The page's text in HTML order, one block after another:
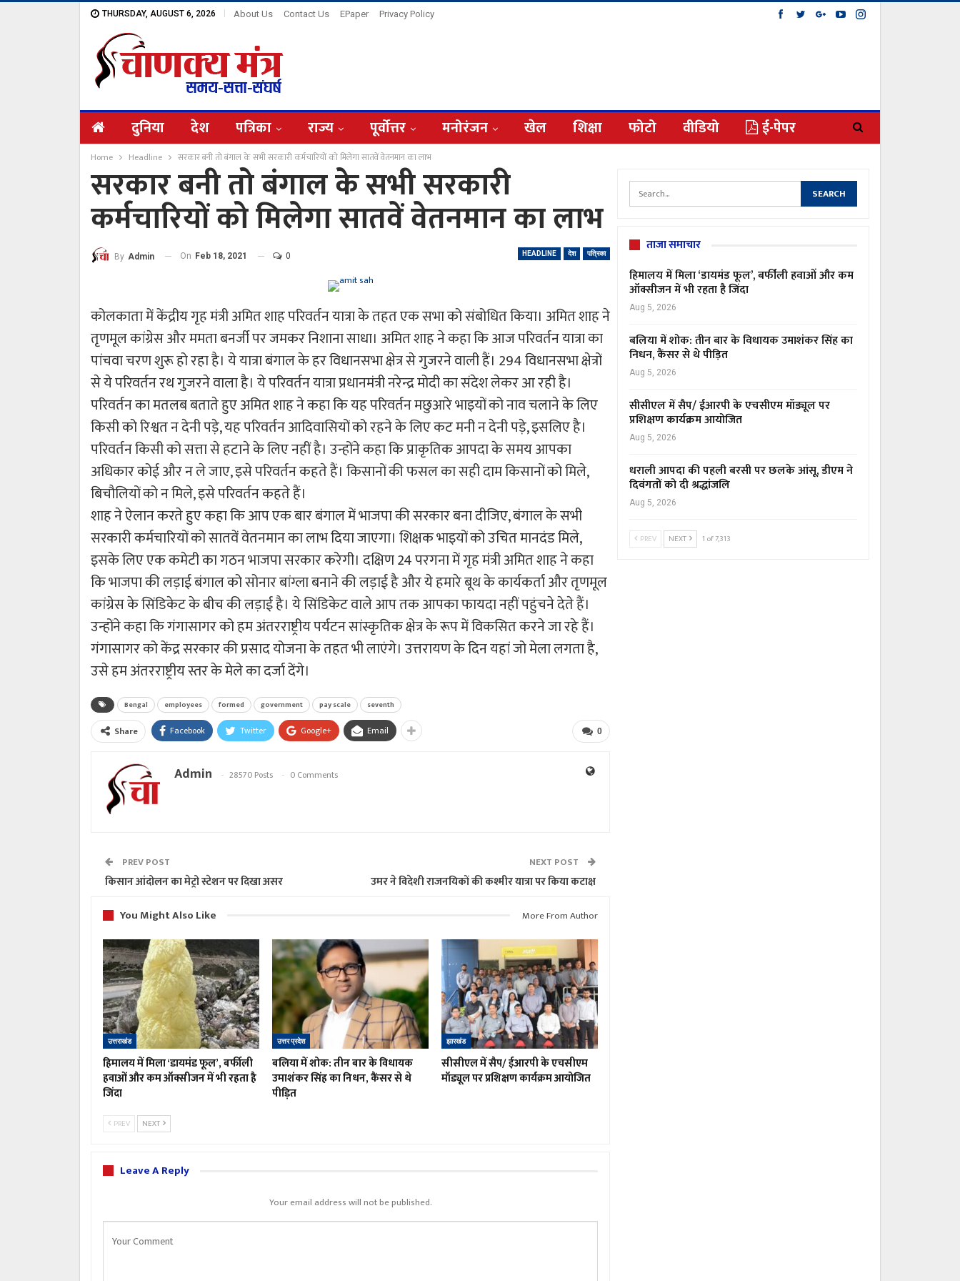
THURSDAY, AUGUST 6, 2026 About Us Contact Us EPaper Privacy Policy
दुनिया देश पत्रिका राज्य पूर्वोत्तर मनोरंजन खेल शिक्षा फोटो वीडियो ई-पेपर
Home Headline सरकार बनी तो बंगाल के सभी सरकारी कर्मचारियों को मिलेगा सातवें वेतनमान का लाभ
सरकार बनी तो बंगाल के सभी सरकारी
कर्मचारियों को मिलेगा सातवें वेतनमान का लाभ
HEADLINE देश पत्रिका
By Admin On Feb 18, 2021 0
कोलकाता में केंद्रीय गृह मंत्री अमित शाह परिवर्तन यात्रा के तहत एक सभा को संबोधित किया। अमित शाह ने
तृणमूल कांग्रेस और ममता बनर्जी पर जमकर निशाना साधा। अमित शाह ने कहा कि आज परिवर्तन यात्रा का
पांचवा चरण शुरू हो रहा है। ये यात्रा बंगाल के हर विधानसभा क्षेत्र से गुजरने वाली हैं। 294 विधानसभा क्षेत्रों
से ये परिवर्तन रथ गुजरने वाला है। ये परिवर्तन यात्रा प्रधानमंत्री नरेन्द्र मोदी का संदेश लेकर आ रही है।
परिवर्तन का मतलब बताते हुए अमित शाह ने कहा कि यह परिवर्तन मछुआरे भाइयों को नाव चलाने के लिए
किसी को रिश्वत न देनी पड़े, यह परिवर्तन आदिवासियों को रहने के लिए कट मनी न देनी पड़े, इसलिए है।
परिवर्तन किसी को सत्ता से हटाने के लिए नहीं है। उन्होंने कहा कि प्राकृतिक आपदा के समय आपका
अधिकार कोई और न ले जाए, इसे परिवर्तन कहते हैं। किसानों की फसल का सही दाम किसानों को मिले,
बिचौलियों को न मिले, इसे परिवर्तन कहते हैं।
शाह ने ऐलान करते हुए कहा कि आप एक बार बंगाल में भाजपा की सरकार बना दीजिए, बंगाल के सभी
सरकारी कर्मचारियों को सातवें वेतनमान का लाभ दिया जाएगा। शिक्षक भाइयों को उचित मानदंड मिले,
इसके लिए एक कमेटी का गठन भाजपा सरकार करेगी। दक्षिण 24 परगना में गृह मंत्री अमित शाह ने कहा
कि भाजपा की लड़ाई बंगाल को सोनार बांग्ला बनाने की लड़ाई है और ये हमारे बूथ के कार्यकर्ता और तृणमूल
कांग्रेस के सिं​डिकेट के बीच की लड़ाई है। ये सिंडिकेट वाले आप तक आपका फायदा नहीं पहुंचने देते हैं।
उन्होंने कहा कि गंगासागर को हम अंतरराष्ट्रीय पर्यटन सांस्कृतिक क्षेत्र के रूप में विकसित करने जा रहे हैं।
गंगासागर को केंद्र सरकार की प्रसाद योजना के तहत भी लाएंगे। उत्तरायण के दिन यहां जो मेला लगता है,
उसे हम अंतरराष्ट्रीय स्तर के मेले का दर्जा देंगे।
Bengal employees formed government pay scale seventh
0
Share Facebook Twitter Google+ Email
Admin 28570 Posts 0 Comments
PREV POST
किसान आंदोलन का मेट्रो स्टेशन पर दिखा असर
NEXT POST
उमर ने विदेशी राजनयिकों की कश्मीर यात्रा पर किया कटाक्ष
You Might Also Like
More From Author
उत्तराखंड
हिमालय में मिला ‘डायमंड फूल’, बर्फीली
हवाओं और कम ऑक्सीजन में भी रहता है
जिंदा
उत्तर प्रदेश
बलिया में शोक: तीन बार के विधायक
उमाशंकर सिंह का निधन, कैंसर से थे
पीड़ित
झारखंड
सीसीएल में सैप/ ईआरपी के एचसीएम
मॉड्यूल पर प्रशिक्षण कार्यक्रम आयोजित
PREV NEXT
Leave A Reply
Your email address will not be published.
ताजा समाचार
हिमालय में मिला ‘डायमंड फूल’, बर्फीली हवाओं और कम
ऑक्सीजन में भी रहता है जिंदा
Aug 5, 2026
बलिया में शोक: तीन बार के विधायक उमाशंकर सिंह का
निधन, कैंसर से थे पीड़ित
Aug 5, 2026
सीसीएल में सैप/ ईआरपी के एचसीएम मॉड्यूल पर
प्रशिक्षण कार्यक्रम आयोजित
Aug 5, 2026
धराली आपदा की पहली बरसी पर छलके आंसू, डीएम ने
दिवंगतों को दी श्रद्धांजलि
Aug 5, 2026
PREV NEXT 1 of 7,313